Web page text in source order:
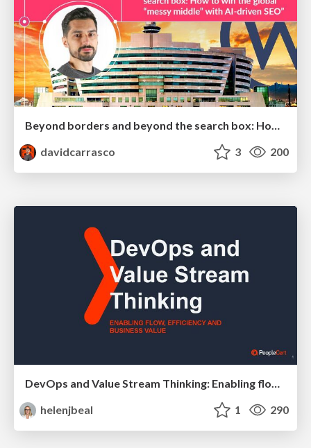
davidcarrasco
3 200
DevOps and Value Stream Thinking: Enabling flow, efficiency and business value
helenjbeal
1 290